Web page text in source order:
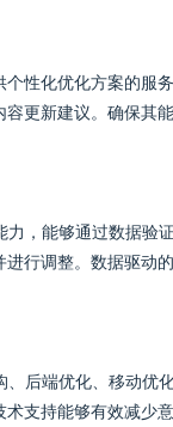
性化优化方案的服
更新建议。确保其
，能够通过数据验
行调整。数据驱动
后端优化、移动
支持能够有效减少